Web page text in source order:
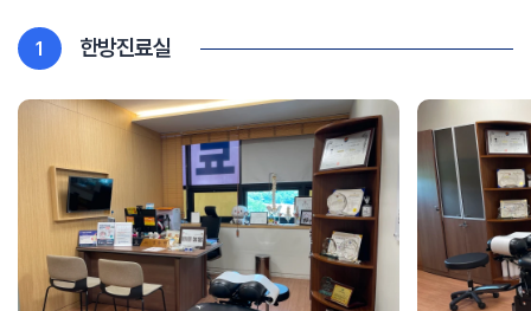
1 한방진료실